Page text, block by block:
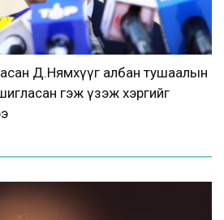
Д.Нямхүүг албан тушаалын
гэж үзэж хэргийг